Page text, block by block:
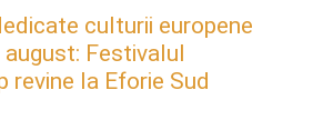
culturii europene
Festivalul
revine la Eforie Sud